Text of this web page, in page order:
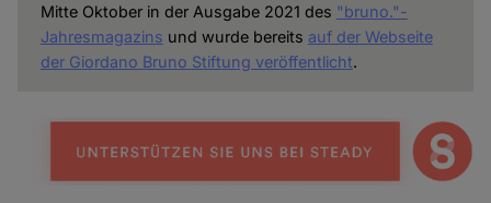
Mitte Oktober in der Ausgabe 2021 des "bruno."-
Jahresmagazins und wurde bereits auf der Webseite
der Giordano Bruno Stiftung veröffentlicht.